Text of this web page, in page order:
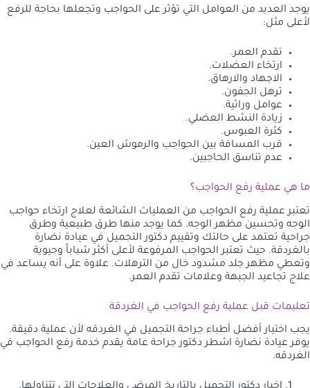
يوجد العديد من العوامل التي تؤثر على الحواجب وتجعلها بحاجة للرفع
لأعلى مثل:
تقدم العمر.
ارتخاء العضلات.
الاجهاد والارهاق.
ترهل الجفون.
عوامل وراثية.
زيادة النشط العضلي.
كثرة العبوس.
قرب المسافة بين الحواجب والرموش العين.
عدم تناسق الحاجبين.
ما هي عملية رفع الحواجب؟
تعتبر عملية رفع الحواجب من العمليات الشائعة لعلاج ارتخاء حواجب
الوجه وتحسين مظهر الوجه. كما يوجد منها طرق طبيعية وطرق
جراحية تعتمد على حالتك وتقييم دكتور التجميل في عيادة نضارة
بالغردقة. حيث تعتبر الحواجب المرفوعة لأعلى أكثر شباباً وحيوية
وتعطي مظهر جلد مشدود خال من الترهلات. علاوة على أنه يساعد في
علاج تجاعيد الجبهة وعلامات تقدم العمر.
تعليمات قبل عملية رفع الحواجب في الغردقة
يجب اختيار أفضل أطباء جراحة التجميل في الغردقه لأن عملية دقيقة.
يوفر عيادة نضارة اشطر دكتور جراحة عامة يقدم خدمة رفع الحواجب في
الغردقه.